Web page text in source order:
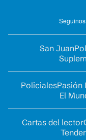
San Juan
PolicialesPasión
El
Cartas del lector